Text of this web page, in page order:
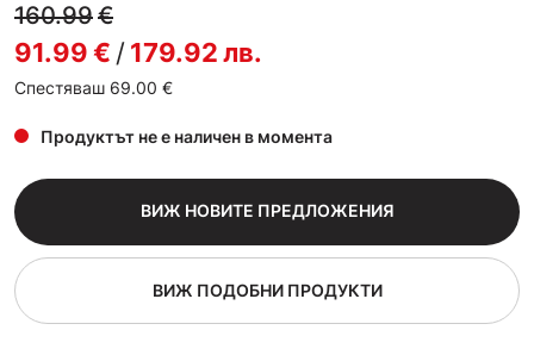
160.99€
91.99€ /179.92лв.
Спестяваш 69.00 €
Продуктът не е наличен в момента
ВИЖ НОВИТЕ ПРЕДЛОЖЕНИЯ
ВИЖ ПОДОБНИ ПРОДУКТИ